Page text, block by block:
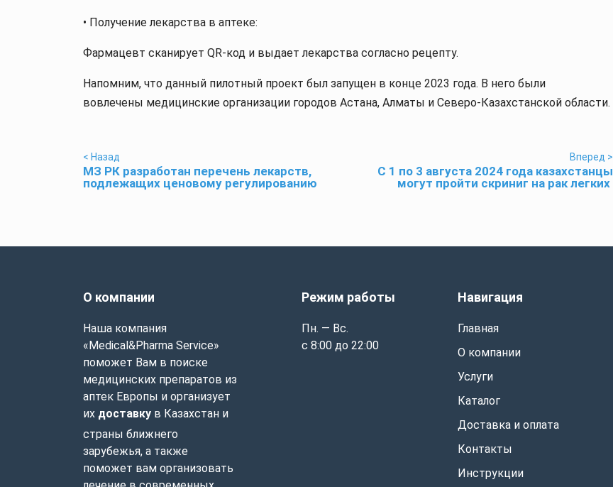
•⁠ ⁠Получение лекарства в аптеке:
Фармацевт сканирует QR-код и выдает лекарства согласно рецепту.
Напомним, что данный пилотный проект был запущен в конце 2023 года. В него были
вовлечены медицинские организации городов Астана, Алматы и Северо-Казахстанской области.
< Назад
МЗ РК разработан перечень лекарств,
подлежащих ценовому регулированию
Вперед >
С 1 по 3 августа 2024 года казахстанцы
могут пройти скриниг на рак легких
О компании
Наша компания
«Medical&Pharma Service»
поможет Вам в поиске
медицинских препаратов из
аптек Европы и организует
их доставку в Казахстан и
страны ближнего
зарубежья, а также
поможет вам организовать
Режим работы
Пн. — Вс.
с 8:00 до 22:00
Навигация
Главная
О компании
Услуги
Каталог
Доставка и оплата
Контакты
Инструкции